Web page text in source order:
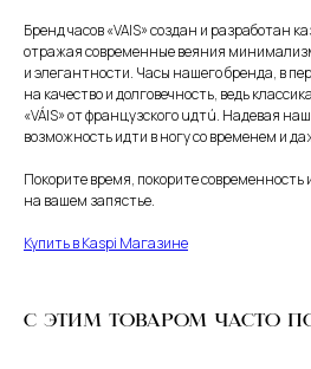
Бренд часов «VAIS» создан и разработан
отражая современные веяния
и элегантности. Часы нашего бренда, в
на качество и долговечность, ведь
«VÁIS» от французского uдтú. Надевая
возможность идти в ногу со временем и
Покорите время, покорите современность
на вашем запястье.
Купить в Kaspi Магазине
С ЭТИМ ТОВАРОМ ЧАСТО